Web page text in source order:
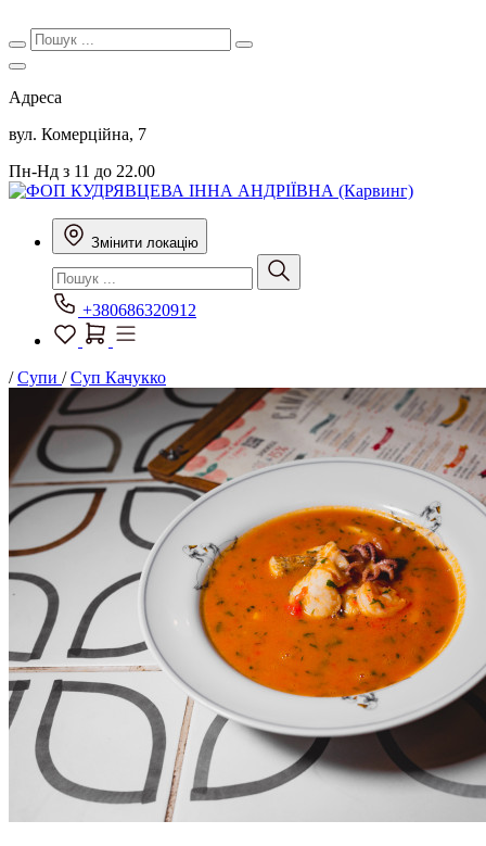
Адреса
вул. Комерційна, 7
Пн-Нд з 11 до 22.00
Змінити локацію
+380686320912
/Супи /Суп Качукко